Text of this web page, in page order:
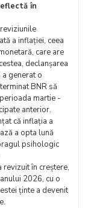
în
a inflației, ceea
care are
declanșarea
generat o
BNR să
martie -
anterior.
că inflația a
a opta lună
psihologic
revizuit în creștere,
2026, cu o
ținte a devenit